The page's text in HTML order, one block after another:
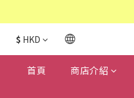
$ HKD
首頁 商店介紹